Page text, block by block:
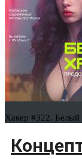
Хакер #322. Белый